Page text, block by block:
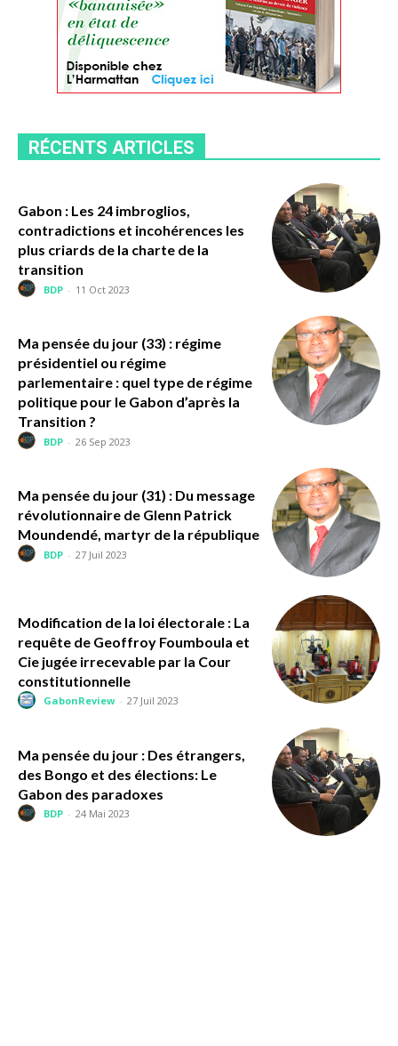
RÉCENTS ARTICLES
Gabon : Les 24 imbroglios,
contradictions et incohérences les
plus criards de la charte de la
transition
BDP - 11 Oct 2023
Ma pensée du jour (33) : régime
présidentiel ou régime
parlementaire : quel type de régime
politique pour le Gabon d’après la
Transition ?
BDP - 26 Sep 2023
Ma pensée du jour (31) : Du message
révolutionnaire de Glenn Patrick
Moundendé, martyr de la république
BDP - 27 Juil 2023
Modification de la loi électorale : La
requête de Geoffroy Foumboula et
Cie jugée irrecevable par la Cour
constitutionnelle
GabonReview - 27 Juil 2023
Ma pensée du jour : Des étrangers,
des Bongo et des élections: Le
Gabon des paradoxes
BDP - 24 Mai 2023